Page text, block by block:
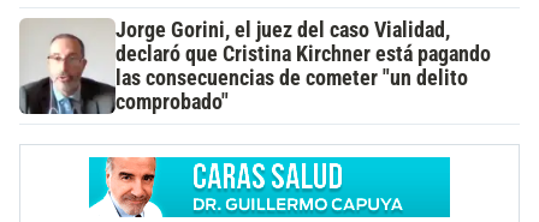
Jorge Gorini, el juez del caso Vialidad,
declaró que Cristina Kirchner está pagando
las consecuencias de cometer "un delito
comprobado"